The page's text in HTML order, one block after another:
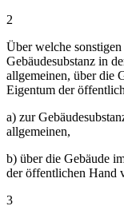
2
Über welche
Gebäudesubstanz in
allgemeinen, über die
Eigentum der
a) zur
allgemeinen,
b) über die Gebäude
der öffentlichen Hand
3